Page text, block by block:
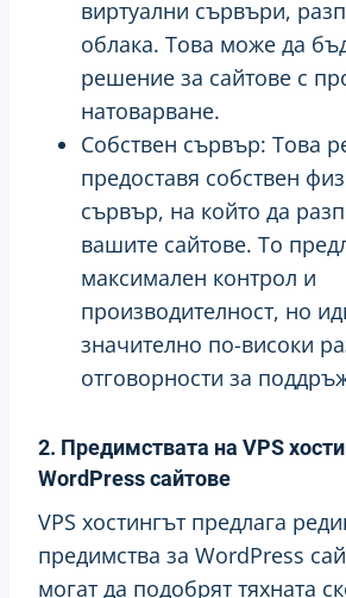
виртуални сървъри,
облака. Това може да
решение за сайтове с
натоварване.
Собствен сървър: Това
предоставя собствен
сървър, на който да
вашите сайтове. То
максимален контрол и
производителност, но
значително по-високи
отговорности за
2. Предимствата на VPS
WordPress сайтове
VPS хостингът предлага
предимства за WordPress
могат да подобрят тяхната